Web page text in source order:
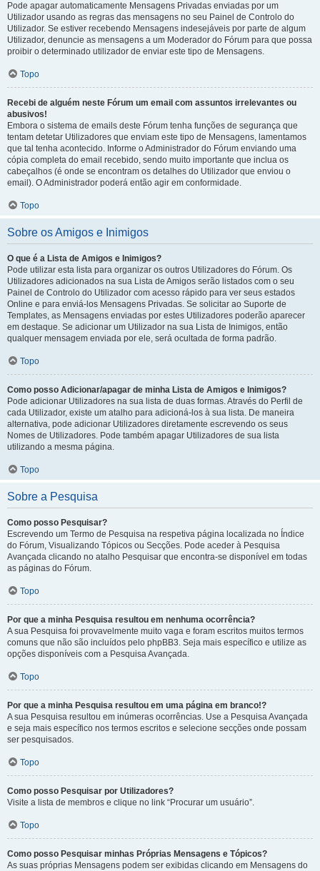
Pode apagar automaticamente Mensagens Privadas enviadas por um
Utilizador usando as regras das mensagens no seu Painel de Controlo do
Utilizador. Se estiver recebendo Mensagens indesejáveis por parte de algum
Utilizador, denuncie as mensagens a um Moderador do Fórum para que possa
proibir o determinado utilizador de enviar este tipo de Mensagens.
Topo
Recebi de alguém neste Fórum um email com assuntos irrelevantes ou
abusivos!
Embora o sistema de emails deste Fórum tenha funções de segurança que
tentam detetar Utilizadores que enviam este tipo de Mensagens, lamentamos
que tal tenha acontecido. Informe o Administrador do Fórum enviando uma
cópia completa do email recebido, sendo muito importante que inclua os
cabeçalhos (é onde se encontram os detalhes do Utilizador que enviou o
email). O Administrador poderá então agir em conformidade.
Topo
Sobre os Amigos e Inimigos
O que é a Lista de Amigos e Inimigos?
Pode utilizar esta lista para organizar os outros Utilizadores do Fórum. Os
Utilizadores adicionados na sua Lista de Amigos serão listados com o seu
Painel de Controlo do Utilizador com acesso rápido para ver seus estados
Online e para enviá-los Mensagens Privadas. Se solicitar ao Suporte de
Templates, as Mensagens enviadas por estes Utilizadores poderão aparecer
em destaque. Se adicionar um Utilizador na sua Lista de Inimigos, então
qualquer mensagem enviada por ele, será ocultada de forma padrão.
Topo
Como posso Adicionar/apagar de minha Lista de Amigos e Inimigos?
Pode adicionar Utilizadores na sua lista de duas formas. Através do Perfil de
cada Utilizador, existe um atalho para adicioná-los à sua lista. De maneira
alternativa, pode adicionar Utilizadores diretamente escrevendo os seus
Nomes de Utilizadores. Pode também apagar Utilizadores de sua lista
utilizando a mesma página.
Topo
Sobre a Pesquisa
Como posso Pesquisar?
Escrevendo um Termo de Pesquisa na respetiva página localizada no Índice
do Fórum, Visualizando Tópicos ou Secções. Pode aceder à Pesquisa
Avançada clicando no atalho Pesquisar que encontra-se disponível em todas
as páginas do Fórum.
Topo
Por que a minha Pesquisa resultou em nenhuma ocorrência?
A sua Pesquisa foi provavelmente muito vaga e foram escritos muitos termos
comuns que não são incluídos pelo phpBB3. Seja mais específico e utilize as
opções disponíveis com a Pesquisa Avançada.
Topo
Por que a minha Pesquisa resultou em uma página em branco!?
A sua Pesquisa resultou em inúmeras ocorrências. Use a Pesquisa Avançada
e seja mais específico nos termos escritos e selecione secções onde possam
ser pesquisados.
Topo
Como posso Pesquisar por Utilizadores?
Visite a lista de membros e clique no link “Procurar um usuário”.
Topo
Como posso Pesquisar minhas Próprias Mensagens e Tópicos?
As suas próprias Mensagens podem ser exibidas clicando em Mensagens do